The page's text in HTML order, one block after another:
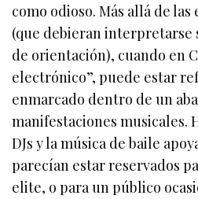
como odioso. Más allá de
(que debieran interpretarse
de orientación), cuando en
electrónico”, puede estar
enmarcado dentro de un
manifestaciones musicales.
DJs y la música de baile
parecían estar reservados
elite, o para un público